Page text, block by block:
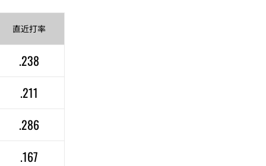
直近打率
.238
.211
.286
.167